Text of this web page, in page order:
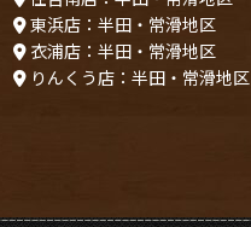
東浜店：半田・常滑地区
衣浦店：半田・常滑地区
りんくう店：半田・常滑地区